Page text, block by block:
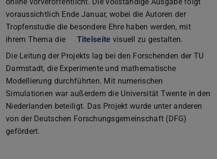
voraussichtlich Ende Januar, wobei die Autoren der
Tropfenstudie die besondere Ehre haben werden, mit
ihrem Thema die
Titelseite visuell zu gestalten.
Die Leitung der Projekts lag bei den Forschenden der TU
Darmstadt, die Experimente und mathematische
Modellierung durchführten. Mit numerischen
Simulationen war außerdem die Universität Twente in den
Niederlanden beteiligt. Das Projekt wurde unter anderen
von der Deutschen Forschungsgemeinschaft (DFG)
gefördert.